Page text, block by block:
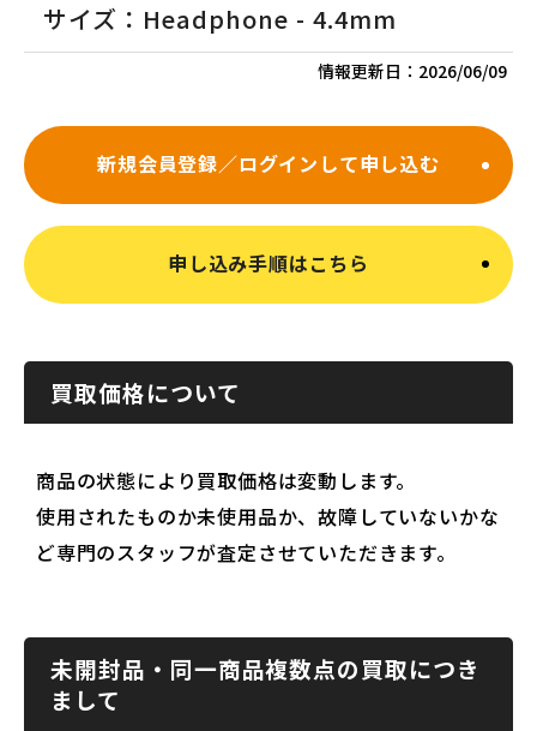
サイズ：Headphone - 4.4mm
情報更新日： 2026/06/09
新規会員登録／ログインして申し込む
申し込み手順はこちら
買取価格について
商品の状態により買取価格は変動します。
使用されたものか未使用品か、故障していないかな
ど専門のスタッフが査定させていただきます。
未開封品・同一商品複数点の買取につき
まして